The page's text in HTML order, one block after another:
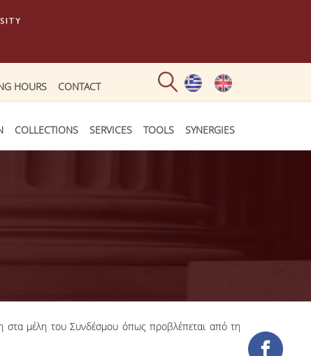
HOURS CONTACT
COLLECTIONS SERVICES TOOLS SYNERGIES
στα μέλη του Συνδέσμου όπως προβλέπεται από τη